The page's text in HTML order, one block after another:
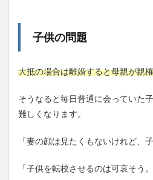
子供の問題
大抵の場合は離婚すると母親が親
そうなると毎日普通に会っていた
難しくなります。
「妻の顔は見たくもないけれど、
「子供を転校させるのは可哀そう。